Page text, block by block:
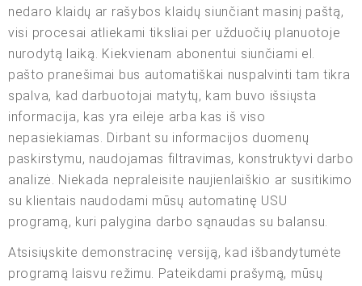
nedaro klaidų ar rašybos klaidų siunčiant masinį paštą,
visi procesai atliekami tiksliai per užduočių planuotoje
nurodytą laiką. Kiekvienam abonentui siunčiami el.
pašto pranešimai bus automatiškai nuspalvinti tam tikra
spalva, kad darbuotojai matytų, kam buvo išsiųsta
informacija, kas yra eilėje arba kas iš viso
nepasiekiamas. Dirbant su informacijos duomenų
paskirstymu, naudojamas filtravimas, konstruktyvi darbo
analizė. Niekada nepraleisite naujienlaiškio ar susitikimo
su klientais naudodami mūsų automatinę USU
programą, kuri palygina darbo sąnaudas su balansu.
Atsisiųskite demonstracinę versiją, kad išbandytumėte
programą laisvu režimu. Pateikdami prašymą, mūsų